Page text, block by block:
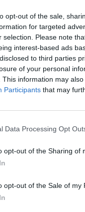
opt-out of the sale,
for targeted
selection. Please note
interest-based ads
to third parties
of your personal
This information may
Participants that may
Data Processing Opt
opt-out of the Sharing of
opt-out of the Sale of my
nas do preferowanych